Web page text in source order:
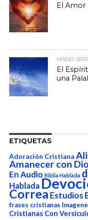
El Amor
MARIO
El
una
ETIQUETAS
Adoración Cristiana
Amanecer con
En Audio Biblia Hablada
Hablada
Correa Estudios
frases cristianas
Cristianas Con